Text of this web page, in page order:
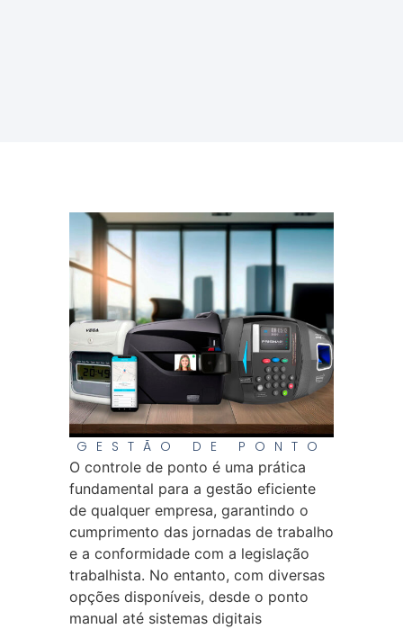
GESTÃO DE PONTO
O controle de ponto é uma prática
fundamental para a gestão eficiente
de qualquer empresa, garantindo o
cumprimento das jornadas de trabalho
e a conformidade com a legislação
trabalhista. No entanto, com diversas
opções disponíveis, desde o ponto
manual até sistemas digitais